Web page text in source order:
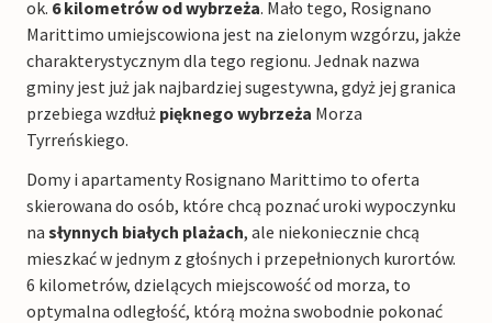
ok. 6 kilometrów od wybrzeża. Mało tego, Rosignano
Marittimo umiejscowiona jest na zielonym wzgórzu, jakże
charakterystycznym dla tego regionu. Jednak nazwa
gminy jest już jak najbardziej sugestywna, gdyż jej granica
przebiega wzdłuż pięknego wybrzeża Morza
Tyrreńskiego.
Domy i apartamenty Rosignano Marittimo to oferta
skierowana do osób, które chcą poznać uroki wypoczynku
na słynnych białych plażach, ale niekoniecznie chcą
mieszkać w jednym z głośnych i przepełnionych kurortów.
6 kilometrów, dzielących miejscowość od morza, to
optymalna odległość, którą można swobodnie pokonać